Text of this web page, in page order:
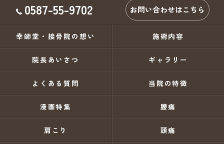
0587-55-9702 お問い合わせはこちら
幸師堂・接骨院の想い 施術内容
院長あいさつ ギャラリー
よくある質問 当院の特徴
漫画特集 腰痛
肩こり 頭痛